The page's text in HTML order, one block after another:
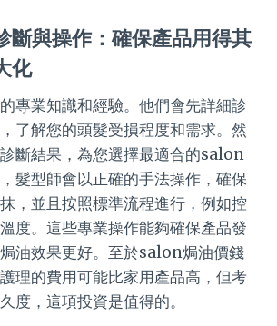
斷與操作：確保產品用得其
化
專業知識和經驗。他們會先詳細診
了解您的頭髮受損程度和需求。然
斷結果，為您選擇最適合的salon
髮型師會以正確的手法操作，確保
，並且按照標準流程進行，例如控
度。這些專業操作能夠確保產品發
油效果更好。至於salon焗油價錢
理的費用可能比家用產品高，但考
度，這項投資是值得的。